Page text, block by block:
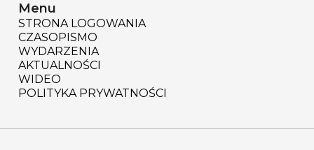
Menu
STRONA LOGOWANIA
CZASOPISMO
WYDARZENIA
AKTUALNOŚCI
WIDEO
POLITYKA PRYWATNOŚCI